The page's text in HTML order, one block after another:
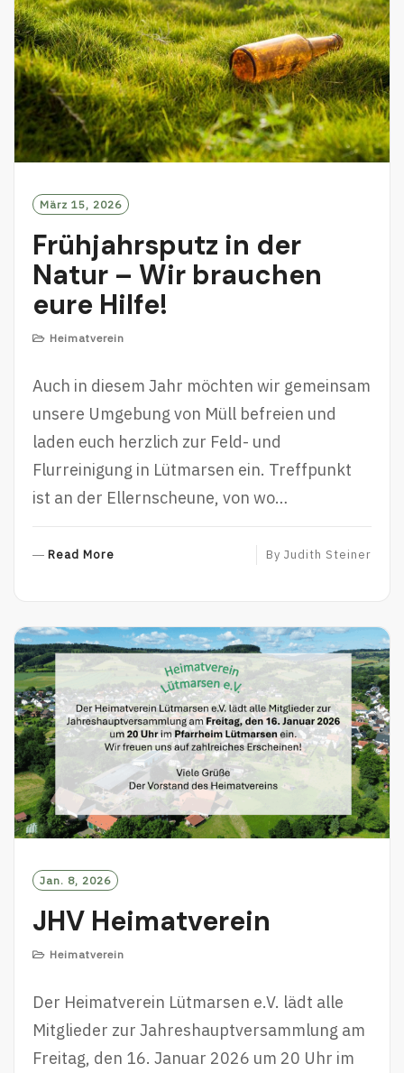
März 15, 2026
Frühjahrsputz in der
Natur – Wir brauchen
eure Hilfe!
Heimatverein
Auch in diesem Jahr möchten wir gemeinsam
unsere Umgebung von Müll befreien und
laden euch herzlich zur Feld- und
Flurreinigung in Lütmarsen ein. Treffpunkt
ist an der Ellernscheune, von wo…
Read More
M
O
E
By Judith Steiner
Jan. 8, 2026
JHV Heimatverein
Heimatverein
Der Heimatverein Lütmarsen e.V. lädt alle
Mitglieder zur Jahreshauptversammlung am
Freitag, den 16. Januar 2026 um 20 Uhr im